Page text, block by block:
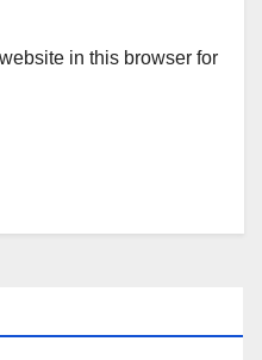
in this browser for